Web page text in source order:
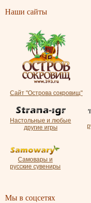
Наши сайты
Сайт "Острова сокровищ"
Настольные и любые
другие игры
Самовары и
русские сувениры
Мы в соцсетях